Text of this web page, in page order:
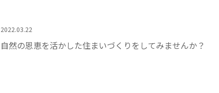
2022.03.22
自然の恩恵を活かした住まいづくりをしてみませんか？